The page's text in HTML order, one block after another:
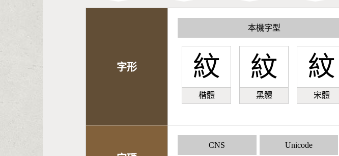
字形
本機字型
紋
楷體
紋
黑體
紋
宋體
CNS Unicode